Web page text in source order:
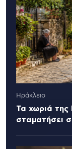
Ηράκλειο
Τα χωριά της
σταματήσει